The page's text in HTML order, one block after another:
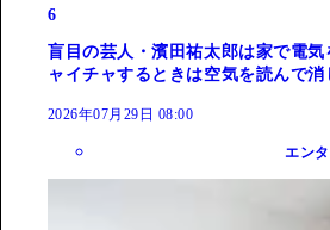
6
盲目の芸人・濱田祐太郎は家で電
ャイチャするときは空気を読んで消
2026年07月29日 08:00
エン